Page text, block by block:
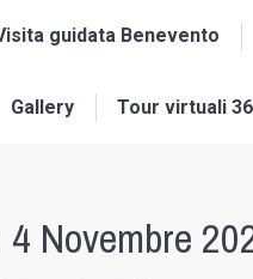
guidata Benevento
Gallery Tour virtuali
4 Novembre